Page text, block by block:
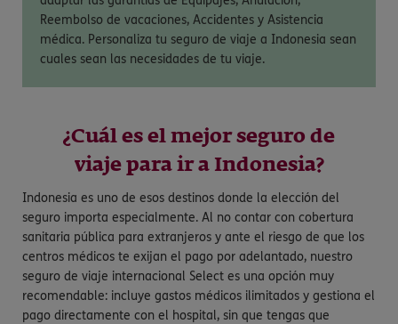
Reembolso de vacaciones, Accidentes y Asistencia
médica. Personaliza tu seguro de viaje a Indonesia sean
cuales sean las necesidades de tu viaje.
¿Cuál es el mejor seguro de
viaje para ir a Indonesia?
Indonesia es uno de esos destinos donde la elección del
seguro importa especialmente. Al no contar con cobertura
sanitaria pública para extranjeros y ante el riesgo de que los
centros médicos te exijan el pago por adelantado, nuestro
seguro de viaje internacional Select es una opción muy
recomendable: incluye gastos médicos ilimitados y gestiona el
pago directamente con el hospital, sin que tengas que